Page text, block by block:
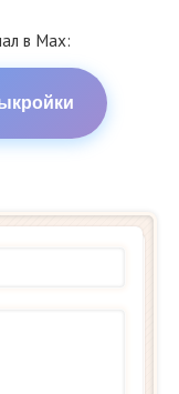
в Max: